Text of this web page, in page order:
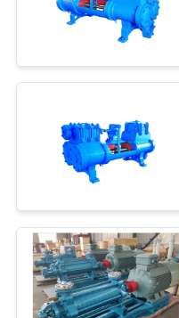
Gaiola
saco
Pano
PTFE